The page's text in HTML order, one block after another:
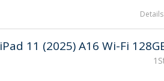
Details
iPad 11 (2025) A16 Wi-Fi